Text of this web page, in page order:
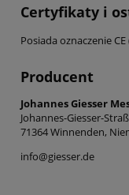
Certyfikaty i
Posiada oznaczenie
Producent
Johannes Giesser
Johannes-Giesser-
71364 Winnenden,
info@giesser.de